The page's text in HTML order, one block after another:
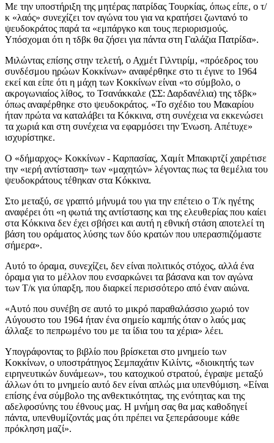
Με την υποστήριξη της μητέρας πατρίδας Τουρκίας, όπως είπε, ο τ/
κ «λαός» συνεχίζει τον αγώνα του για να κρατήσει ζωντανό το
ψευδοκράτος παρά τα «εμπάργκο και τους περιορισμούς.
Υπόσχομαι ότι η τδβκ θα ζήσει για πάντα στη Γαλάζια Πατρίδα».
Μιλώντας επίσης στην τελετή, ο Αχμέτ Γιλντιρίμ, «πρόεδρος του
συνδέσμου ηρώων Κοκκίνων» αναφέρθηκε στο τι έγινε το 1964
εκεί και είπε ότι η μάχη των Κοκκίνων είναι «το σύμβολο, ο
ακρογωνιαίος λίθος, το Τσανάκκαλε (ΣΣ: Δαρδανέλια) της τδβκ»
όπως αναφέρθηκε στο ψευδοκράτος. «Το σχέδιο του Μακαρίου
ήταν πρώτα να καταλάβει τα Κόκκινα, στη συνέχεια να εκκενώσει
τα χωριά και στη συνέχεια να εφαρμόσει την Ένωση. Απέτυχε»
ισχυρίστηκε.
Ο «δήμαρχος» Κοκκίνων - Καρπασίας, Χαμίτ Μπακιρτζί χαιρέτισε
την «ιερή αντίσταση» των «μαχητών» λέγοντας πως τα θεμέλια του
ψευδοκράτους τέθηκαν στα Κόκκινα.
Στο μεταξύ, σε γραπτό μήνυμά του για την επέτειο ο Τ/κ ηγέτης
αναφέρει ότι «η φωτιά της αντίστασης και της ελευθερίας που καίει
στα Κόκκινα δεν έχει σβήσει και αυτή η εθνική στάση αποτελεί τη
βάση του οράματος λύσης των δύο κρατών που υπερασπιζόμαστε
σήμερα».
Αυτό το όραμα, συνεχίζει, δεν είναι πολιτικός στόχος, αλλά ένα
όραμα για το μέλλον που ενσαρκώνει τα βάσανα και τον αγώνα
των Τ/κ για ύπαρξη, που διαρκεί περισσότερο από έναν αιώνα.
«Αυτό που συνέβη σε αυτό το μικρό παραθαλάσσιο χωριό τον
Αύγουστο του 1964 ήταν ένα σημείο καμπής όταν ο λαός μας
άλλαξε το πεπρωμένο του με τα ίδια του τα χέρια» λέει.
Υπογράφοντας το βιβλίο που βρίσκεται στο μνημείο των
Κοκκίνων, ο υποστράτηγος Σεμπαχάτιν Κιλίντς, «διοικητής των
ειρηνευτικών δυνάμεων», του κατοχικού στρατού, έγραψε μεταξύ
άλλων ότι το μνημείο αυτό δεν είναι απλώς μια υπενθύμιση. «Είναι
επίσης ένα σύμβολο της ανθεκτικότητας, της ενότητας και της
αδελφοσύνης του έθνους μας. Η μνήμη σας θα μας καθοδηγεί
πάντα, υπενθυμίζοντάς μας ότι πρέπει να ξεπεράσουμε κάθε
πρόκληση μαζί».